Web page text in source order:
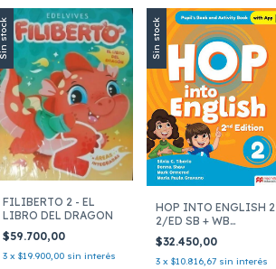
Sin stock
FILIBERTO 2 - EL
LIBRO DEL DRAGON
$59.700,00
3 x $19.900,00 sin interés
Sin stock
HOP INTO ENGLISH 2
2/ED SB + WB
INTEGRA
$32.450,00
3 x $10.816,67 sin interés